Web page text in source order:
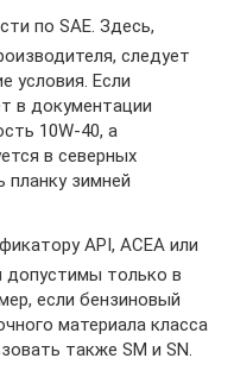
по SAE. Здесь,
следует
условия. Если
в документации
10W-40, а
в северных
планку зимней
API, ACEA или
допустимы только в
если бензиновый
материала класса
также SM и SN.